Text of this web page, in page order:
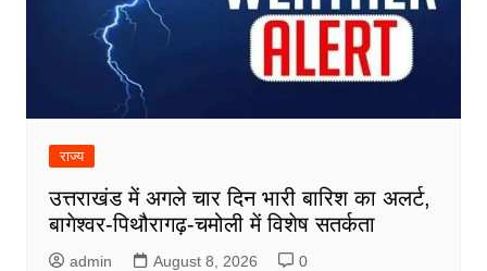
राज्य
उत्तराखंड में अगले चार दिन भारी बारिश का अलर्ट,
बागेश्वर-पिथौरागढ़-चमोली में विशेष सतर्कता
admin August 8, 2026 0